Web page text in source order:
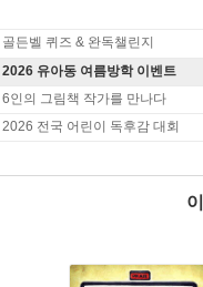
골든벨 퀴즈 & 완독챌린지
2026 유아동 여름방학 이벤트
6인의 그림책 작가를 만나다
2026 전국 어린이 독후감 대회